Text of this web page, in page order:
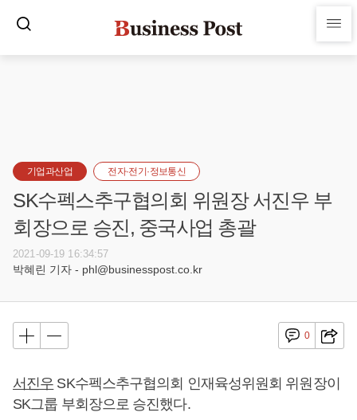
기업과산업 전자·전기·정보통신
SK수펙스추구협의회 위원장 서진우 부
회장으로 승진, 중국사업 총괄
2021-09-19 16:34:57
박혜린 기자 - phl@businesspost.co.kr
0
서진우 SK수펙스추구협의회 인재육성위원회 위원장이
SK그룹 부회장으로 승진했다.